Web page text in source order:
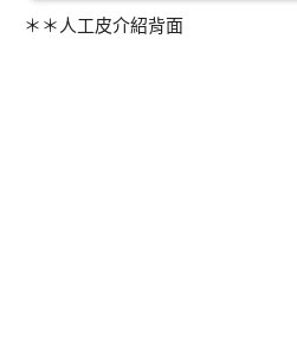
＊＊人工皮介紹背面